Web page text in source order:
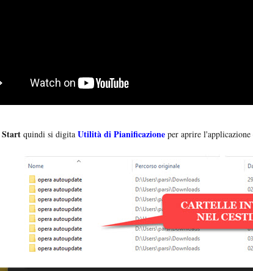
Start quindi si digita Utilità di Pianificazione per aprire